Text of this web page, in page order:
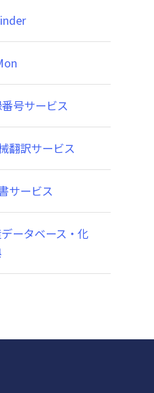
号サービス
翻訳サービス
サービス
ータベース・化